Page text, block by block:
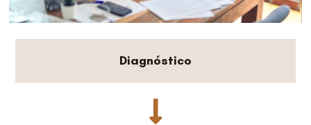
Diagnóstico